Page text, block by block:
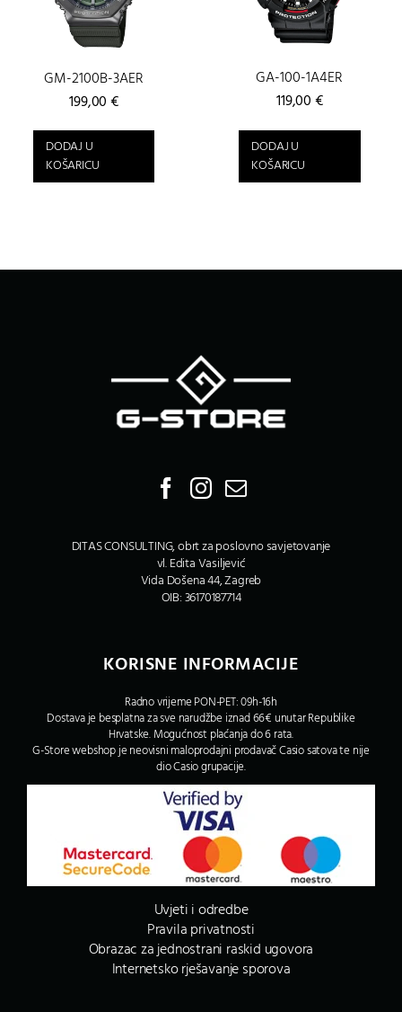
GM-2100B-3AER
199,00€
DODAJ U
KOŠARICU
GA-100-1A4ER
119,00€
DODAJ U
KOŠARICU
DITAS CONSULTING, obrt za poslovno savjetovanje
vl. Edita Vasiljević
Vida Došena 44, Zagreb
OIB: 36170187714
KORISNE INFORMACIJE
Radno vrijeme PON-PET: 09h-16h
Dostava je besplatna za sve narudžbe iznad 66€ unutar Republike
Hrvatske. Mogućnost plaćanja do 6 rata.
G-Store webshop je neovisni maloprodajni prodavač Casio satova te nije
dio Casio grupacije.
Uvjeti i odredbe
Pravila privatnosti
Obrazac za jednostrani raskid ugovora
Internetsko rješavanje sporova